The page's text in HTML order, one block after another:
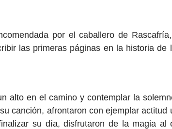
por el caballero de
las primeras páginas en la historia de
alto en el camino y contemplar la
canción, afrontaron con ejemplar actitud
su día, disfrutaron de la magia al